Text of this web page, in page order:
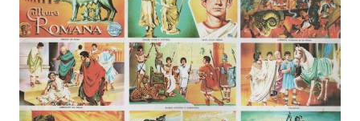
este Mundial marcó un antes y un después en la forma de entender el
deporte, la identidad nacional, la globalización, la comercialización y
el papel del fútbol como reflejo de nuestras sociedades . Son 230
páginas de análisis, ilustraciones originales y ...